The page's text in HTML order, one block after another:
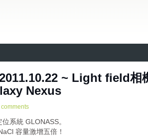
~ Light field相
Nexus
comments
系統 GLONASS。
容量激增五倍！